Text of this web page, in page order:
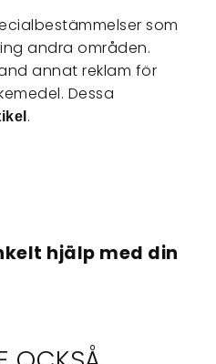
som
andra områden.
annat reklam för
Dessa
.
hjälp med din